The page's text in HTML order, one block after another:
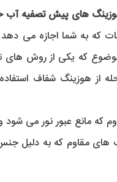
های پیش تصفیه آب
که مانع عبور نور می